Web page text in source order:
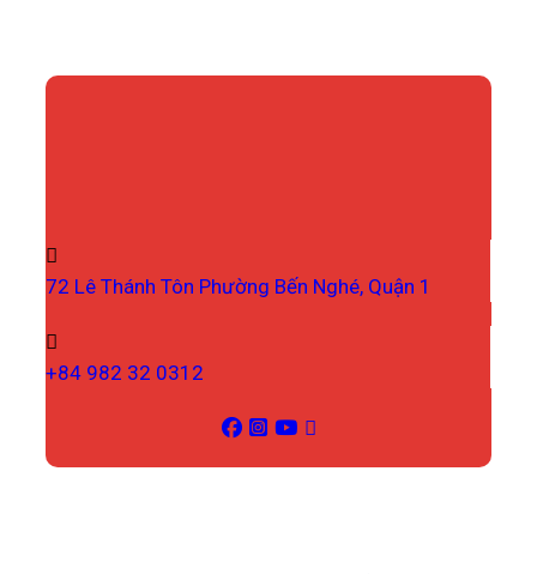
72 Lê Thánh Tôn Phường Bến Nghé, Quận 1
+84 982 32 0312